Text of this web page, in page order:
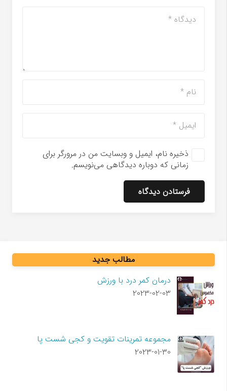
ذخیره نام، ایمیل و وبسایت من در مرورگر برای
زمانی که دوباره دیدگاهی می‌نویسم.
فرستادن دیدگاه
مطالب جدید
درمان کمر درد با ورزش
2023-02-03
مجموعه تمرینات تقویت و کجی شست پا
2023-01-30